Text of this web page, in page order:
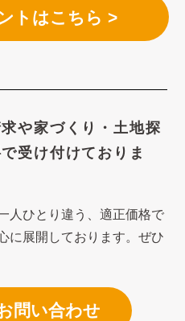
トはこちら >
や家づくり・土地探
受け付けておりま
人ひとり違う、適正価格で
に展開しております。ぜひ
問い合わせ